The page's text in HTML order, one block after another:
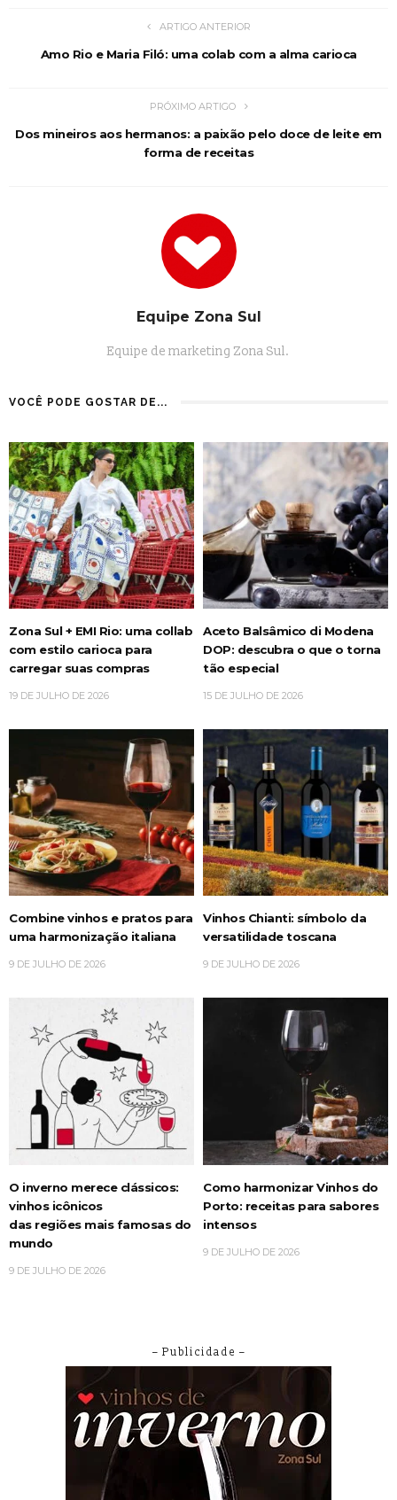
ARTIGO ANTERIOR
Amo Rio e Maria Filó: uma colab com a alma carioca
PRÓXIMO ARTIGO
Dos mineiros aos hermanos: a paixão pelo doce de leite em
forma de receitas
Equipe Zona Sul
Equipe de marketing Zona Sul.
VOCÊ PODE GOSTAR DE...
Zona Sul + EMI Rio: uma collab
com estilo carioca para
carregar suas compras
19 DE JULHO DE 2026
Aceto Balsâmico di Modena
DOP: descubra o que o torna
tão especial
15 DE JULHO DE 2026
Combine vinhos e pratos para
uma harmonização italiana
9 DE JULHO DE 2026
Vinhos Chianti: símbolo da
versatilidade toscana
9 DE JULHO DE 2026
O inverno merece clássicos:
vinhos icônicos
das regiões mais famosas do
mundo
9 DE JULHO DE 2026
Como harmonizar Vinhos do
Porto: receitas para sabores
intensos
9 DE JULHO DE 2026
– Publicidade –